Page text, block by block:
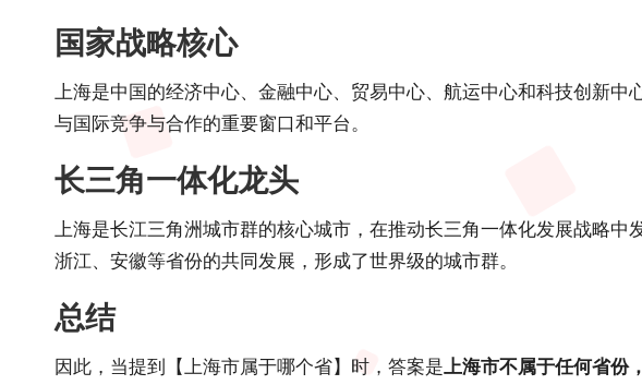
国家战略核心
上海是中国的经济中心、金融中心、贸易中心、航运中心和科技创新
与国际竞争与合作的重要窗口和平台。
长三角一体化龙头
上海是长江三角洲城市群的核心城市，在推动长三角一体化发展战略中
浙江、安徽等省份的共同发展，形成了世界级的城市群。
总结
因此，当提到【上海市属于哪个省】时，答案是上海市不属于任何省份